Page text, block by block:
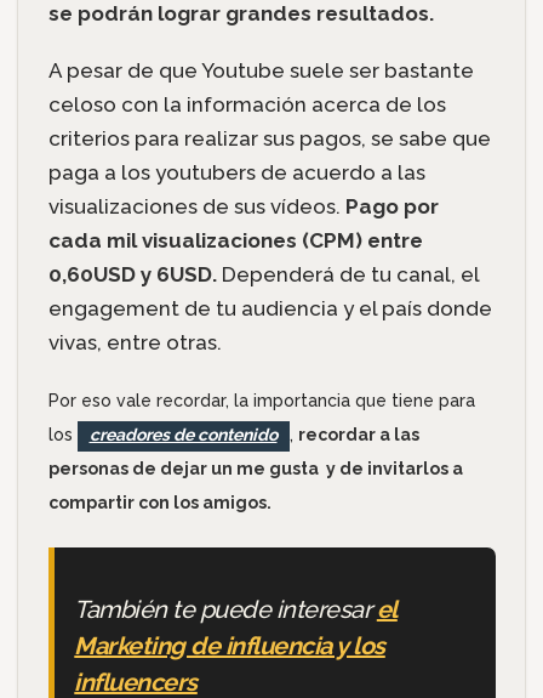
se podrán lograr grandes resultados.
A pesar de que Youtube suele ser bastante
celoso con la información acerca de los
criterios para realizar sus pagos, se sabe que
paga a los youtubers de acuerdo a las
visualizaciones de sus vídeos. Pago por
cada mil visualizaciones (CPM) entre
0,60USD y 6USD.Dependerá de tu canal, el
engagement de tu audiencia y el país donde
vivas, entre otras.
Por eso vale recordar, la importancia que tiene para
los
creadores de contenido , recordar a las
personas de dejar un me gusta y de invitarlos a
compartir con los amigos.
También te puede interesarel
Marketing de influencia y los
influencers